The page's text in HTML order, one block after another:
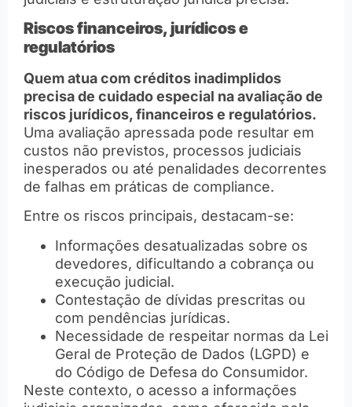
Riscos financeiros, jurídicos e
regulatórios
Quem atua com créditos inadimplidos
precisa de cuidado especial na avaliação de
riscos jurídicos, financeiros e regulatórios.
Uma avaliação apressada pode resultar em
custos não previstos, processos judiciais
inesperados ou até penalidades decorrentes
de falhas em práticas de compliance.
Entre os riscos principais, destacam-se:
Informações desatualizadas sobre os
devedores, dificultando a cobrança ou
execução judicial.
Contestação de dívidas prescritas ou
com pendências jurídicas.
Necessidade de respeitar normas da Lei
Geral de Proteção de Dados (LGPD) e
do Código de Defesa do Consumidor.
Neste contexto, o acesso a informações